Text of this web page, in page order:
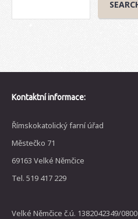
Kontaktní informace:
Římskokatolický farní úřad
Městečko 71
69163 Velké Němčice
Tel. 519 417 229
Velké Němčice č.ú. 1382042349/0800